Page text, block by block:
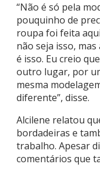
“Não é só pela
pouquinho de
roupa foi feita
não seja isso,
é isso. Eu creio
outro lugar, por
mesma
diferente”, disse.
Alcilene relatou
bordadeiras e
trabalho. Apesar
comentários que